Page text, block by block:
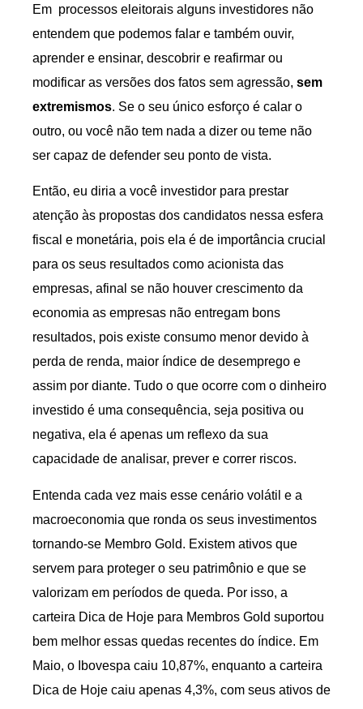
Em processos eleitorais alguns investidores não
entendem que podemos falar e também ouvir,
aprender e ensinar, descobrir e reafirmar ou
modificar as versões dos fatos sem agressão, sem
extremismos. Se o seu único esforço é calar o
outro, ou você não tem nada a dizer ou teme não
ser capaz de defender seu ponto de vista.
Então, eu diria a você investidor para prestar
atenção às propostas dos candidatos nessa esfera
fiscal e monetária, pois ela é de importância crucial
para os seus resultados como acionista das
empresas, afinal se não houver crescimento da
economia as empresas não entregam bons
resultados, pois existe consumo menor devido à
perda de renda, maior índice de desemprego e
assim por diante. Tudo o que ocorre com o dinheiro
investido é uma consequência, seja positiva ou
negativa, ela é apenas um reflexo da sua
capacidade de analisar, prever e correr riscos.
Entenda cada vez mais esse cenário volátil e a
macroeconomia que ronda os seus investimentos
tornando-se Membro Gold. Existem ativos que
servem para proteger o seu patrimônio e que se
valorizam em períodos de queda. Por isso, a
carteira Dica de Hoje para Membros Gold suportou
bem melhor essas quedas recentes do índice. Em
Maio, o Ibovespa caiu 10,87%, enquanto a carteira
Dica de Hoje caiu apenas 4,3%, com seus ativos de